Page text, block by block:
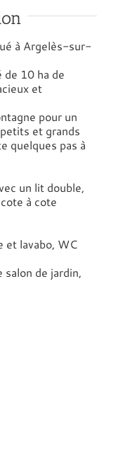
à Argelès-sur-
de 10 ha de
et
pour un
et grands
quelques pas à
un lit double,
à cote
et lavabo, WC
de jardin,